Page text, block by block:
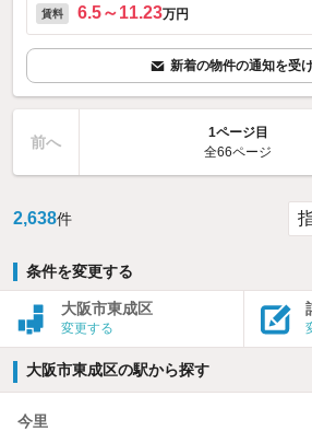
賃料 6.5～11.23万円
新着の物件の通知を受
前へ
1ページ目
全66ページ
2,638件
条件を変更する
大阪市東成区
変更する
大阪市東成区の駅から探す
今里